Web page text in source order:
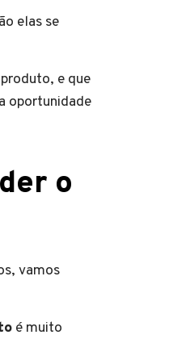
elas se
e que
oportunidade
o
vamos
é muito